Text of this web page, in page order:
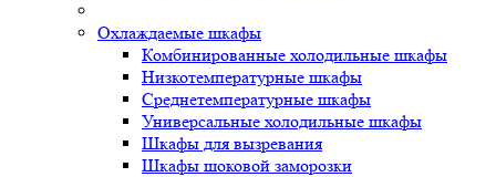
Охлаждаемые шкафы
Комбинированные холодильные шкафы
Низкотемпературные шкафы
Среднетемпературные шкафы
Универсальные холодильные шкафы
Шкафы для вызревания
Шкафы шоковой заморозки